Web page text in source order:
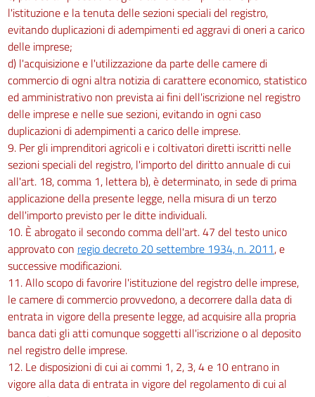
l'istituzione e la tenuta delle sezioni speciali del registro,
evitando duplicazioni di adempimenti ed aggravi di oneri a carico
delle imprese;
d) l'acquisizione e l'utilizzazione da parte delle camere di
commercio di ogni altra notizia di carattere economico, statistico
ed amministrativo non prevista ai fini dell'iscrizione nel registro
delle imprese e nelle sue sezioni, evitando in ogni caso
duplicazioni di adempimenti a carico delle imprese.
9. Per gli imprenditori agricoli e i coltivatori diretti iscritti nelle
sezioni speciali del registro, l'importo del diritto annuale di cui
all'art. 18, comma 1, lettera b), è determinato, in sede di prima
applicazione della presente legge, nella misura di un terzo
dell'importo previsto per le ditte individuali.
10. È abrogato il secondo comma dell'art. 47 del testo unico
approvato con regio decreto 20 settembre 1934, n. 2011, e
successive modificazioni.
11. Allo scopo di favorire l'istituzione del registro delle imprese,
le camere di commercio provvedono, a decorrere dalla data di
entrata in vigore della presente legge, ad acquisire alla propria
banca dati gli atti comunque soggetti all'iscrizione o al deposito
nel registro delle imprese.
12. Le disposizioni di cui ai commi 1, 2, 3, 4 e 10 entrano in
vigore alla data di entrata in vigore del regolamento di cui al